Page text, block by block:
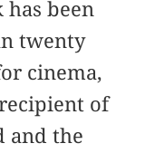
been
twenty
cinema,
of
and the